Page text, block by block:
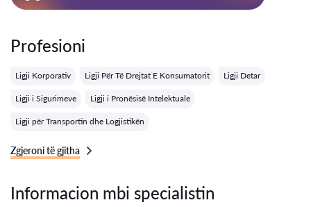
Profesioni
Ligji Korporativ Ligji Për Të Drejtat E Konsumatorit Ligji Detar
Ligji i Sigurimeve Ligji i Pronësisë Intelektuale
Ligji për Transportin dhe Logjistikën
Zgjeroni të gjitha
Informacion mbi specialistin